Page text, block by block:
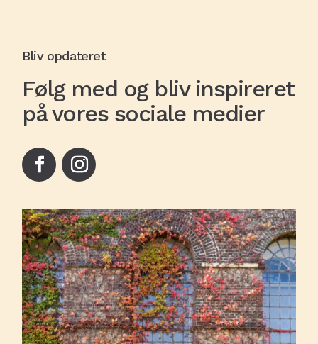
Bliv opdateret
Følg med og bliv inspireret
på vores sociale medier